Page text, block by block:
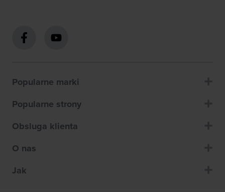
Popularne marki
Popularne strony
Obsluga klienta
O nas
Jak